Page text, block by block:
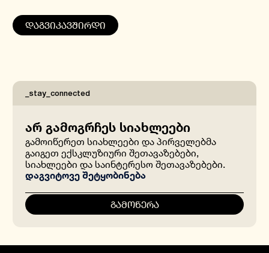
ბათუმი
ყვარელი
ᲓᲐᲒᲕᲘᲙᲐᲕᲨᲘᲠᲓᲘ
_stay_connected
არ გამოგრჩეს სიახლეები
გამოიწერეთ სიახლეები და პირველებმა
გაიგეთ ექსკლუზიური შეთავაზებები,
სიახლეები და საინტერესო შეთავაზებები.